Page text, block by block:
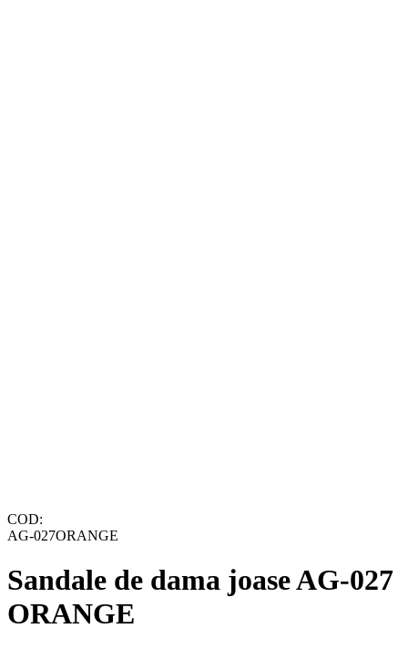
COD:
AG-027ORANGE
Sandale de dama joase AG-027
ORANGE